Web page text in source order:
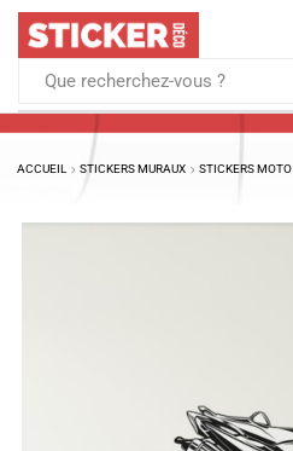
Que recherchez-vous ?
ACCUEIL STICKERS MURAUX STICKERS MOTO